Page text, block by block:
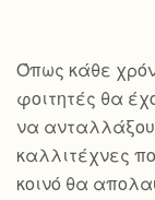
Όπως κάθε
φοιτητές θα
να
καλλιτέχνες
κοινό θα